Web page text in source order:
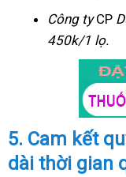
Công tyCP
450k/1 lọ.
5. Cam kết
dài thời gian